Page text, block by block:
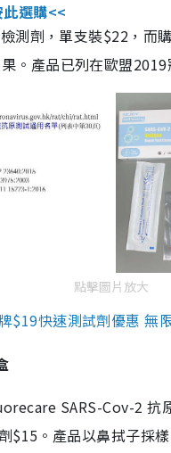
選購<<
測劑，單支裝$22，
。產品已列在歐盟
點擊圖片放大
$19快速測試劑優惠 無
SARS-Cov-2
。產品以鼻拭子採